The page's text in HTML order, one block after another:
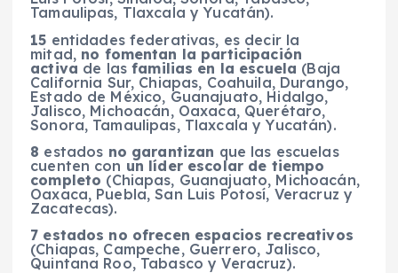
Tamaulipas, Tlaxcala y Yucatán).
15 entidades federativas, es decir la
mitad, no fomentan la participación
activa de lasfamilias en la escuela (Baja
California Sur, Chiapas, Coahuila, Durango,
Estado de México, Guanajuato, Hidalgo,
Jalisco, Michoacán, Oaxaca, Querétaro,
Sonora, Tamaulipas, Tlaxcala y Yucatán).
8 estados no garantizan que las escuelas
cuenten con un líder escolar de tiempo
completo (Chiapas, Guanajuato, Michoacán,
Oaxaca, Puebla, San Luis Potosí, Veracruz y
Zacatecas).
7 estados no ofrecen espacios recreativos
(Chiapas, Campeche, Guerrero, Jalisco,
Quintana Roo, Tabasco y Veracruz).